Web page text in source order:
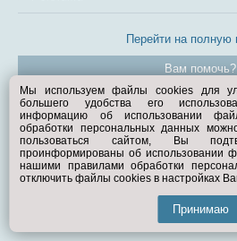
Перейти на полную
Вам помочь?
© Exist.ru
Мы используем файлы cookies для
большего удобства его
информацию об использовании
обработки персональных данных
пользоваться сайтом, Вы
проинформированы об использовании
нашими правилами обработки
отключить файлы cookies в настройках
Принимаю